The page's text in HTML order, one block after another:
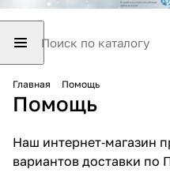
Главная Помощь
Помощь
Наш интернет‑магазин
вариантов доставки по